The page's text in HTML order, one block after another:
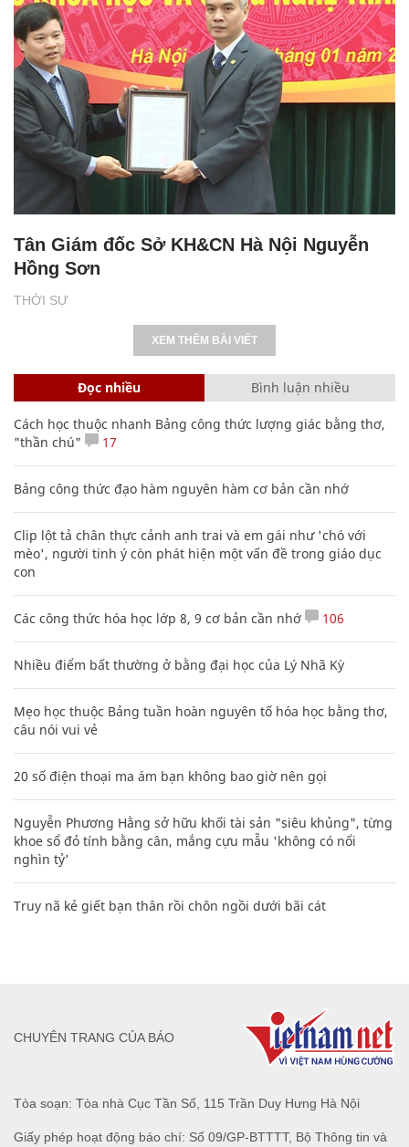
THỜI SỰ
Tân Giám đốc Sở KH&CN Hà Nội Nguyễn
Hồng Sơn
XEM THÊM BÀI VIẾT
Đọc nhiều Bình luận nhiều
Cách học thuộc nhanh Bảng công thức lượng giác bằng thơ,
"thần chú"
17
Bảng công thức đạo hàm nguyên hàm cơ bản cần nhớ
Clip lột tả chân thực cảnh anh trai và em gái như 'chó với
mèo', người tinh ý còn phát hiện một vấn đề trong giáo dục
con
Các công thức hóa học lớp 8, 9 cơ bản cần nhớ 106
Nhiều điểm bất thường ở bằng đại học của Lý Nhã Kỳ
Mẹo học thuộc Bảng tuần hoàn nguyên tố hóa học bằng thơ,
câu nói vui vẻ
20 số điện thoại ma ám bạn không bao giờ nên gọi
Nguyễn Phương Hằng sở hữu khối tài sản "siêu khủng", từng
khoe sổ đỏ tính bằng cân, mắng cựu mẫu 'không có nổi
nghìn tỷ'
Truy nã kẻ giết bạn thân rồi chôn ngồi dưới bãi cát
Tòa soạn: Tòa nhà Cục Tần Số, 115 Trần Duy Hưng Hà Nội
Giấy phép hoạt động báo chí: Số 09/GP-BTTTT, Bộ Thông tin và
CHUYÊN TRANG CỦA BÁO